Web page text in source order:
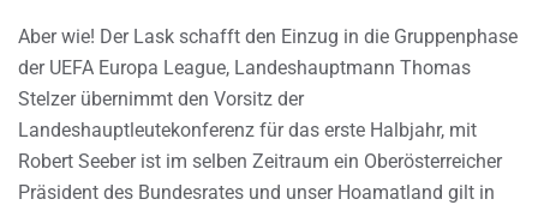
Aber wie! Der Lask schafft den Einzug in die Gruppenphase
der UEFA Europa League, Landeshauptmann Thomas
Stelzer übernimmt den Vorsitz der
Landeshauptleutekonferenz für das erste Halbjahr, mit
Robert Seeber ist im selben Zeitraum ein Oberösterreicher
Präsident des Bundesrates und unser Hoamatland gilt in